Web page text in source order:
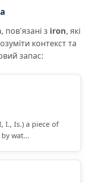
пов'язані з iron, які
контекст та
запас:
I., Is.) a piece of
wat...